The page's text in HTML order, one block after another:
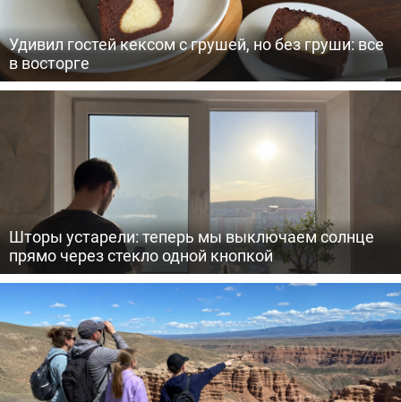
Удивил гостей кексом с грушей, но без груши: все
в восторге
Шторы устарели: теперь мы выключаем солнце
прямо через стекло одной кнопкой